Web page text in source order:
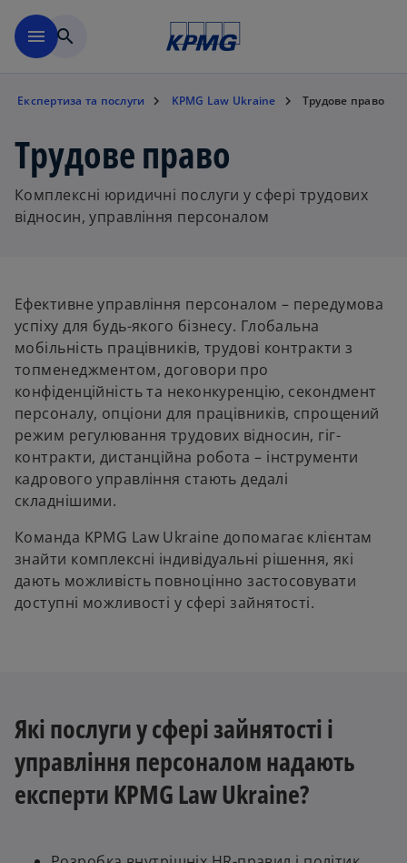
menu search
Експертиза та послуги KPMG Law Ukraine Трудове право
Трудове право
Комплексні юридичні послуги у сфері трудових
відносин, управління персоналом
Ефективне управління персоналом – передумова
успіху для будь-якого бізнесу. Глобальна
мобільність працівників, трудові контракти з
топменеджментом, договори про
конфіденційність та неконкуренцію, секондмент
персоналу, опціони для працівників, спрощений
режим регулювання трудових відносин, гіг-
контракти, дистанційна робота – інструменти
кадрового управління стають дедалі
складнішими.
Команда KPMG Law Ukraine допомагає клієнтам
знайти комплексні індивідуальні рішення, які
дають можливість повноцінно застосовувати
доступні можливості у сфері зайнятості.
Які послуги у сфері зайнятості і
управління персоналом надають
експерти KPMG Law Ukraine?